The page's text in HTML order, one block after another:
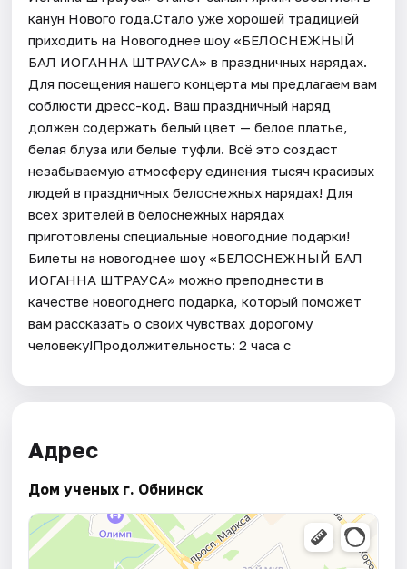
канун Нового года.Стало уже хорошей традицией
приходить на Новогоднее шоу «БЕЛОСНЕЖНЫЙ
БАЛ ИОГАННА ШТРАУСА» в праздничных нарядах.
Для посещения нашего концерта мы предлагаем вам
соблюсти дресс-код. Ваш праздничный наряд
должен содержать белый цвет — белое платье,
белая блуза или белые туфли. Всё это создаст
незабываемую атмосферу единения тысяч красивых
людей в праздничных белоснежных нарядах! Для
всех зрителей в белоснежных нарядах
приготовлены специальные новогодние подарки!
Билеты на новогоднее шоу «БЕЛОСНЕЖНЫЙ БАЛ
ИОГАННА ШТРАУСА» можно преподнести в
качестве новогоднего подарка, который поможет
вам рассказать о своих чувствах дорогому
человеку!Продолжительность: 2 часа с
Адрес
Дом ученых г. Обнинск